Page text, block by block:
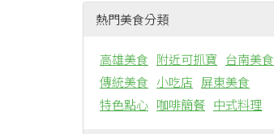
熱門美食分類
高雄美食 附近可抓寶 台南美食
傳統美食 小吃店 屏東美食
特色點心 咖啡簡餐 中式料理